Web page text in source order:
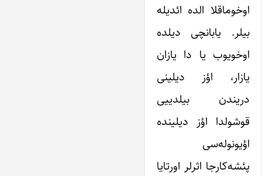
اوخوماقلا الده ائدیله
بیلر. یابانچی دیلده
اوخویوب یا دا یازان
یازار، اؤز دیلینی
دریندن بیلدییی
قوشولدا اؤز دیلینده
اؤیونوله‌سی
پئشه‌کارجا اثرلر اورتایا